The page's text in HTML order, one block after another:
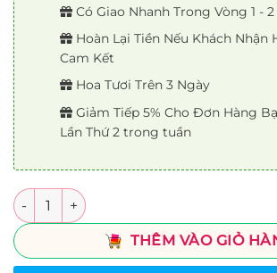
Có Giao Nhanh Trong Vòng 1 - 2
Hoàn Lại Tiền Nếu Khách Nhận
Cam Kết
Hoa Tươi Trên 3 Ngày
Giảm Tiếp 5% Cho Đơn Hàng
Lần Thứ 2 trong tuần
Số lượng
THÊM VÀO GIỎ